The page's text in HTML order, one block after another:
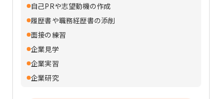
自己PRや志望動機の作成
履歴書や職務経歴書の添削
面接の練習
企業見学
企業実習
企業研究